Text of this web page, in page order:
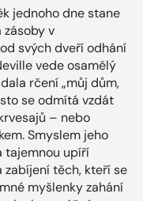
jednoho dne stane
zásoby v
svých dveří odhání
vede osamělý
rčení „můj dům,
se odmítá vzdát
– nebo
Smyslem jeho
tajemnou upíří
zabíjení těch, kteří se
myšlenky zahání